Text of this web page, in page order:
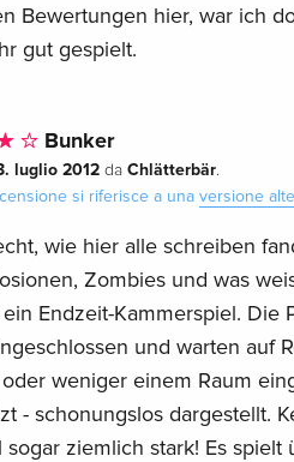
Bewertungen hier, war ich
gut gespielt.
Bunker
luglio 2012da Chlätterbär.
si riferisce a una versione
wie hier alle schreiben
Zombies und was
Endzeit-Kammerspiel. Die
und warten auf
weniger einem Raum
- schonungslos dargestellt.
sogar ziemlich stark! Es